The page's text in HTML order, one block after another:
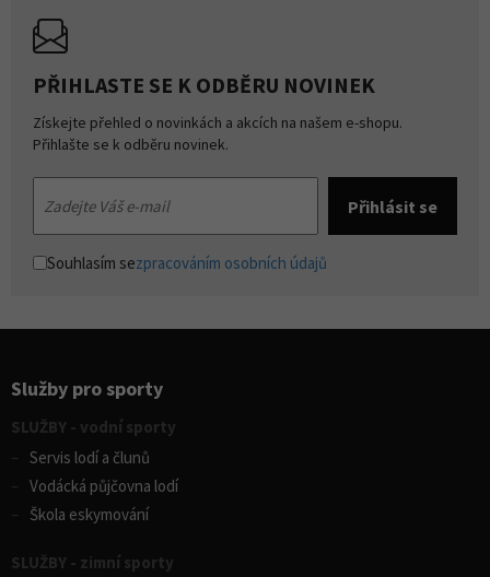
PŘIHLASTE SE K ODBĚRU NOVINEK
Získejte přehled o novinkách a akcích na našem e-shopu.
Přihlašte se k odběru novinek.
Souhlasím sezpracováním osobních údajů
Služby pro sporty
SLUŽBY - vodní sporty
Servis lodí a člunů
Vodácká půjčovna lodí
Škola eskymování
SLUŽBY - zimní sporty